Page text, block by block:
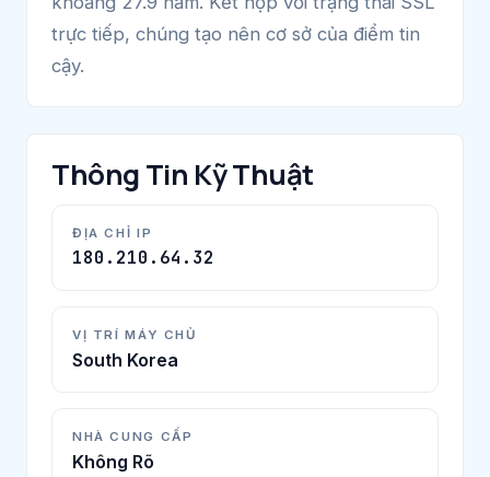
trực tiếp, chúng tạo nên cơ sở của điểm tin
cậy.
Thông Tin Kỹ Thuật
ĐỊA CHỈ IP
180.210.64.32
VỊ TRÍ MÁY CHỦ
South Korea
NHÀ CUNG CẤP
Không Rõ